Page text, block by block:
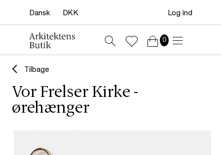
Log ind
0
Tilbage
Vor Frelser Kirke -
ørehænger